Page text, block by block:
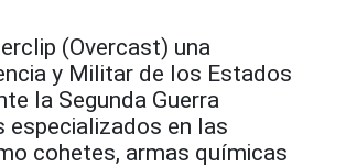
(Overcast) una
y Militar de los Estados
la Segunda Guerra
especializados en las
cohetes, armas químicas